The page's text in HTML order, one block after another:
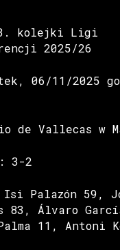
3. kolejki Ligi
2025/26
06/11/2025
de Vallecas w
3-2
Isi Palazón 59,
83, Álvaro
11, Antoni